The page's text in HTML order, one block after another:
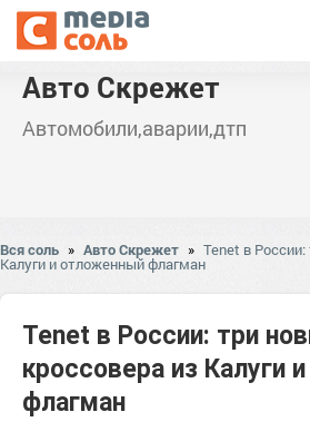
Авто Скрежет
Автомобили,аварии,дтп
Вся соль » Авто Скрежет » Tenet в
Калуги и отложенный флагман
Tenet в России: три
кроссовера из Калуги
флагман